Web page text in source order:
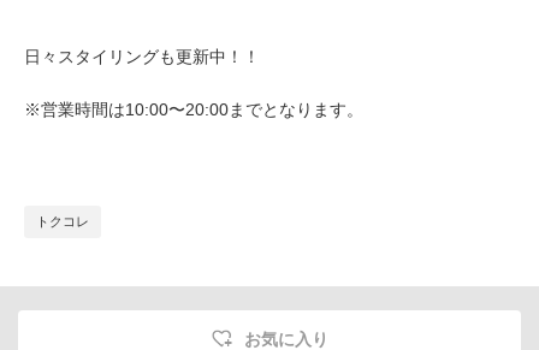
日々スタイリングも更新中！！
※営業時間は10:00〜20:00までとなります。
トクコレ
お気に入り